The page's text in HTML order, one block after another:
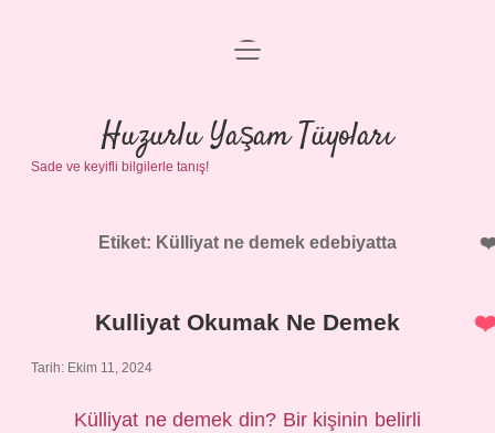
Anasayfa
Gizlilik Politikası
Yasal Uyarı
menüyü
Huzurlu Yaşam Tüyoları
Sade ve keyifli bilgilerle tanış!
Etiket: Külliyat ne demek edebiyatta
Kulliyat Okumak Ne Demek
Tarih: Ekim 11, 2024
Külliyat ne demek din? Bir kişinin belirli